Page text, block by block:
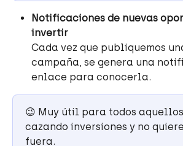
Notificaciones de nuevas
invertir
Cada vez que publiquemos
campaña, se genera una
enlace para conocerla.
😉 Muy útil para todos
cazando inversiones y no
fuera.